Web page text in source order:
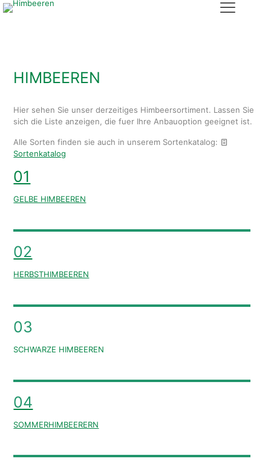
HIMBEEREN
Hier sehen Sie unser derzeitiges Himbeersortiment. Lassen Sie
sich die Liste anzeigen, die fuer Ihre Anbauoption geeignet ist.
Alle Sorten finden sie auch in unserem Sortenkatalog:
Sortenkatalog
01
GELBE HIMBEEREN
02
HERBSTHIMBEEREN
03
SCHWARZE HIMBEEREN
04
SOMMERHIMBEERERN